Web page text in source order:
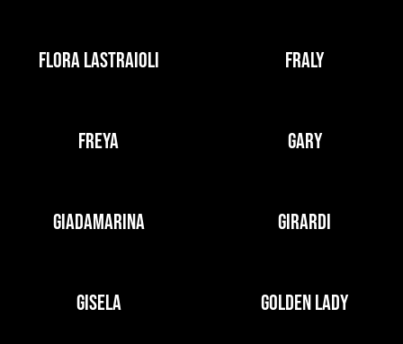
FLORA LASTRAIOLI FRALY
FREYA GARY
GIADAMARINA GIRARDI
GISELA GOLDEN LADY